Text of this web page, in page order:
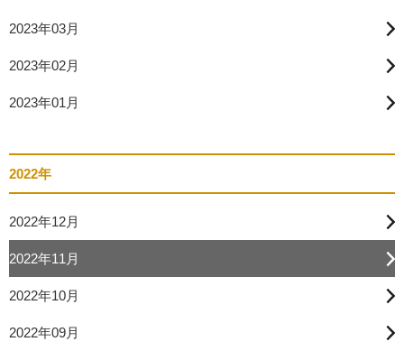
2023年03月
2023年02月
2023年01月
2022年
2022年12月
2022年11月
2022年10月
2022年09月